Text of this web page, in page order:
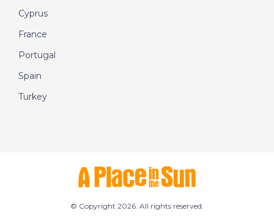
Cyprus
France
Portugal
Spain
Turkey
© Copyright 2026. All rights reserved.